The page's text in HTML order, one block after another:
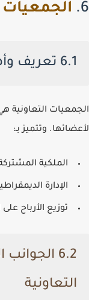
6. الجمعيات
6.1 تعريف وأهداف الجمعيات التعاونية
الجمعيات
لأعضائها. وتتميز بـ:
الملكية
الإدارة
توزيع الأرباح
6.2
التعاونية